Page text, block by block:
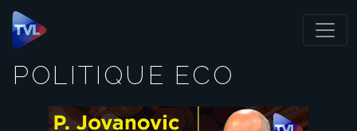
Panneau de gestion des cookies
POLITIQUE ECO